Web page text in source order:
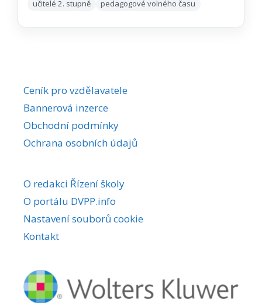
učitelé 2. stupně
pedagogové volného času
Ceník pro vzdělavatele
Bannerová inzerce
Obchodní podmínky
Ochrana osobních údajů
O redakci Řízení školy
O portálu DVPP.info
Nastavení souborů cookie
Kontakt